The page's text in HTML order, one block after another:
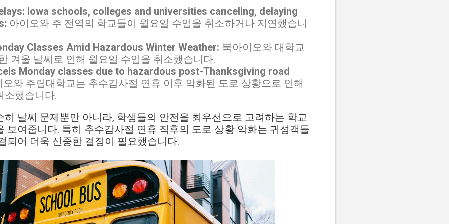
Iowa schools, colleges and universities canceling, delaying
아이오와 주 전역의 학교들이 월요일 수업을 취소하거나 지연했습니
Classes Amid Hazardous Winter Weather: 북아이오와 대학교
겨울 날씨로 인해 월요일 수업을 취소했습니다.
Monday classes due to hazardous post-Thanksgiving road
와 주립대학교는 추수감사절 연휴 이후 악화된 도로 상황으로 인해
소했습니다.
날씨 문제뿐만 아니라, 학생들의 안전을 최우선으로 고려하는 학교
보여줍니다. 특히 추수감사절 연휴 직후의 도로 상황 악화는 귀성객들
되어 더욱 신중한 결정이 필요했습니다.